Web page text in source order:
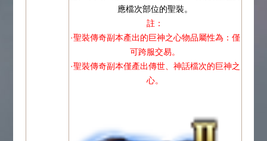
應檔次部位的聖裝。
註：
·聖裝傳奇副本產出的巨神之心物品屬性為：僅
可跨服交易。
·聖裝傳奇副本僅產出傳世、神話檔次的巨神之
心。